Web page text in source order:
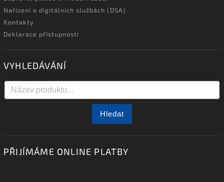
Nařízení o digitálních službách (DSA)
Kontakty
Deklarace přístupnosti
VYHLEDÁVÁNÍ
Hledat
PŘIJÍMÁME ONLINE PLATBY